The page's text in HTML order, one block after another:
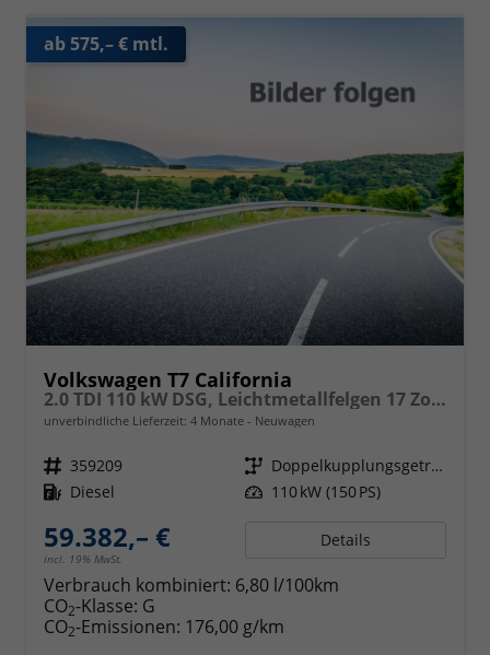
ab 575,– € mtl.
Volkswagen T7 California
2.0 TDI 110 kW DSG, Leichtmetallfelgen 17 Zoll, Markise mit Schiene und Gehäuse links, 5 Sitze, Klima, Jahre Werksgarantie,
unverbindliche Lieferzeit: 4 Monate Neuwagen
Fahrzeugnr. 359209 Getriebe
Doppelkupplungsgetriebe (DSG)
Kraftstoff Diesel Leistung 110 kW (150 PS)
59.382,– €
incl. 19% MwSt.
Details
Verbrauch kombiniert: 6,80 l/100km
CO2-Klasse: G
CO2-Emissionen: 176,00 g/km